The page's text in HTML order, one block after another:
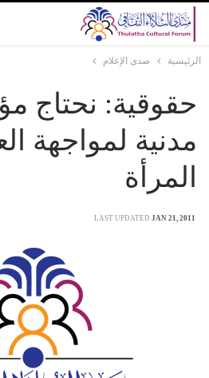
الرئيسية صدى الإعلام
حقوقية: نحتاج
مدنية لمواجهة
المرأة
LAST UPDATED JAN 21, 2011